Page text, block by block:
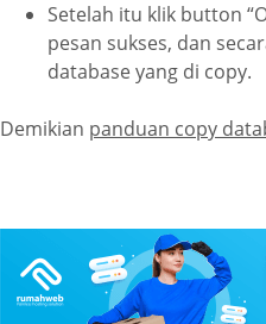
Setelah itu klik button
pesan sukses, dan
database yang di copy.
Demikian panduan copy